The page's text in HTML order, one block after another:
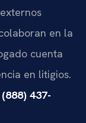
en la
cuenta
en litigios.
(888) 437-